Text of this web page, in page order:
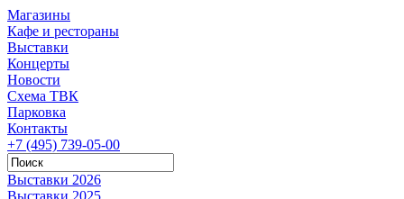
Магазины
Кафе и рестораны
Выставки
Концерты
Новости
Схема ТВК
Парковка
Контакты
+7 (495) 739-05-00
Выставки 2026
Выставки 2025